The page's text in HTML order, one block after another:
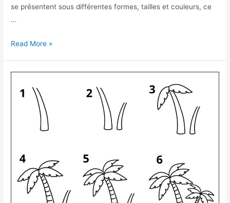
se présentent sous différentes formes, tailles et couleurs, ce
…
Comment
facile
Read More »